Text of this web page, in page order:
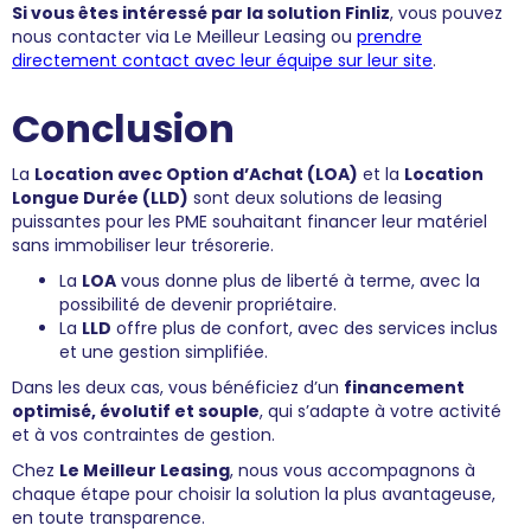
Si vous êtes intéressé par la solution Finliz, vous pouvez
nous contacter via Le Meilleur Leasing ou prendre
directement contact avec leur équipe sur leur site.
Conclusion
La Location avec Option d’Achat (LOA) et la Location
Longue Durée (LLD) sont deux solutions de leasing
puissantes pour les PME souhaitant financer leur matériel
sans immobiliser leur trésorerie.
La LOA vous donne plus de liberté à terme, avec la
possibilité de devenir propriétaire.
La LLD offre plus de confort, avec des services inclus
et une gestion simplifiée.
Dans les deux cas, vous bénéficiez d’un financement
optimisé, évolutif et souple, qui s’adapte à votre activité
et à vos contraintes de gestion.
Chez Le Meilleur Leasing, nous vous accompagnons à
chaque étape pour choisir la solution la plus avantageuse,
en toute transparence.